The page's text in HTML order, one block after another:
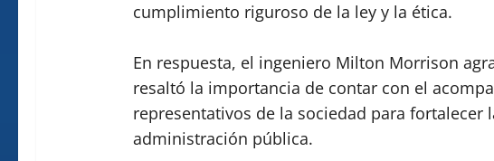
cumplimiento riguroso de la ley y la ética.
En respuesta, el ingeniero Milton Morrison
resaltó la importancia de contar con el
representativos de la sociedad para fortalecer
administración pública.